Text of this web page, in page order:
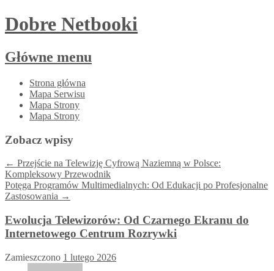
Dobre Netbooki
Główne menu
Przejdź
treści
Strona główna
Mapa Serwisu
Mapa Strony
Mapa Strony
Zobacz wpisy
← Przejście na Telewizję Cyfrową Naziemną w Polsce:
Kompleksowy Przewodnik
Potęga Programów Multimedialnych: Od Edukacji po Profesjonalne
Zastosowania →
Ewolucja Telewizorów: Od Czarnego Ekranu do
Internetowego Centrum Rozrywki
Zamieszczono 1 lutego 2026